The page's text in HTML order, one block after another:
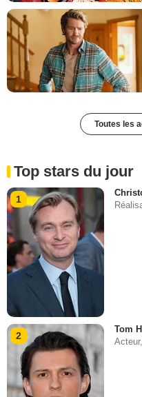
Toutes les
Top stars du jour
1
2
Tom